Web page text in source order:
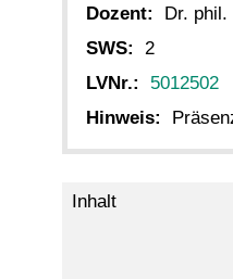
Dozent:
Dr. phil.
SWS:
2
LVNr.:
5012502
Hinweis:
Inhalt